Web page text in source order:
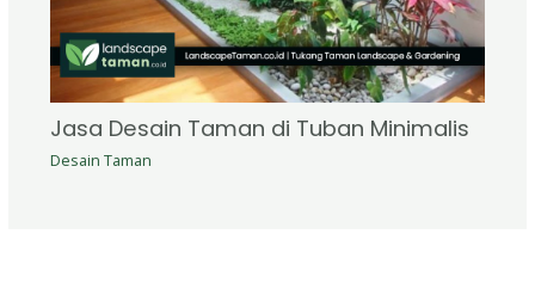
Jasa Desain Taman di Tuban Minimalis
Desain Taman